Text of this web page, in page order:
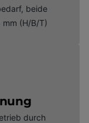
beide
(H/B/T)
durch